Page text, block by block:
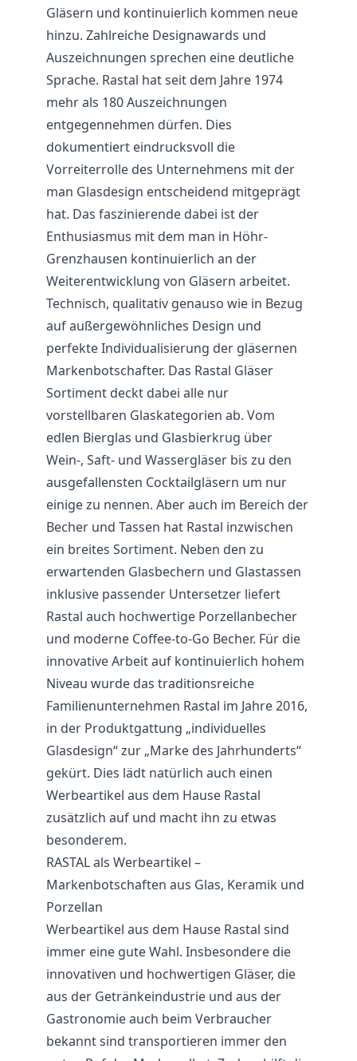
Gläsern und kontinuierlich kommen neue
hinzu. Zahlreiche Designawards und
Auszeichnungen sprechen eine deutliche
Sprache. Rastal hat seit dem Jahre 1974
mehr als 180 Auszeichnungen
entgegennehmen dürfen. Dies
dokumentiert eindrucksvoll die
Vorreiterrolle des Unternehmens mit der
man Glasdesign entscheidend mitgeprägt
hat. Das faszinierende dabei ist der
Enthusiasmus mit dem man in Höhr-
Grenzhausen kontinuierlich an der
Weiterentwicklung von Gläsern arbeitet.
Technisch, qualitativ genauso wie in Bezug
auf außergewöhnliches Design und
perfekte Individualisierung der gläsernen
Markenbotschafter. Das Rastal Gläser
Sortiment deckt dabei alle nur
vorstellbaren Glaskategorien ab. Vom
edlen Bierglas und Glasbierkrug über
Wein-, Saft- und Wassergläser bis zu den
ausgefallensten Cocktailgläsern um nur
einige zu nennen. Aber auch im Bereich der
Becher und Tassen hat Rastal inzwischen
ein breites Sortiment. Neben den zu
erwartenden Glasbechern und Glastassen
inklusive passender Untersetzer liefert
Rastal auch hochwertige Porzellanbecher
und moderne Coffee-to-Go Becher. Für die
innovative Arbeit auf kontinuierlich hohem
Niveau wurde das traditionsreiche
Familienunternehmen Rastal im Jahre 2016,
in der Produktgattung „individuelles
Glasdesign“ zur „Marke des Jahrhunderts“
gekürt. Dies lädt natürlich auch einen
Werbeartikel aus dem Hause Rastal
zusätzlich auf und macht ihn zu etwas
besonderem.
RASTAL als Werbeartikel –
Markenbotschaften aus Glas, Keramik und
Porzellan
Werbeartikel aus dem Hause Rastal sind
immer eine gute Wahl. Insbesondere die
innovativen und hochwertigen Gläser, die
aus der Getränkeindustrie und aus der
Gastronomie auch beim Verbraucher
bekannt sind transportieren immer den